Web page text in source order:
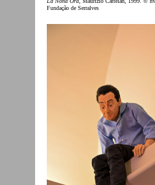
Fundação de Serralves